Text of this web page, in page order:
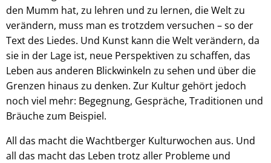
den Mumm hat, zu lehren und zu lernen, die Welt zu
verändern, muss man es trotzdem versuchen – so der
Text des Liedes. Und Kunst kann die Welt verändern, da
sie in der Lage ist, neue Perspektiven zu schaffen, das
Leben aus anderen Blickwinkeln zu sehen und über die
Grenzen hinaus zu denken. Zur Kultur gehört jedoch
noch viel mehr: Begegnung, Gespräche, Traditionen und
Bräuche zum Beispiel.
All das macht die Wachtberger Kulturwochen aus. Und
all das macht das Leben trotz aller Probleme und